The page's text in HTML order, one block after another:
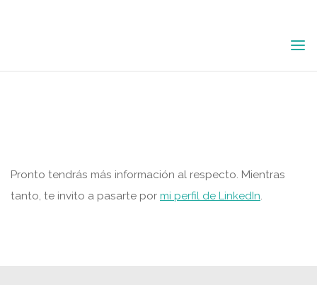
Pronto tendrás más información al respecto. Mientras
tanto, te invito a pasarte pormi perfil de LinkedIn